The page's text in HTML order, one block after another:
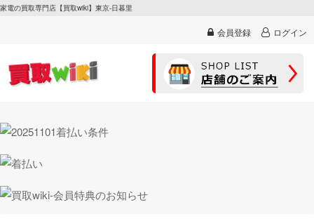
家電の買取専門店【買取wiki】東京-日暮里
会員登録 ログイン